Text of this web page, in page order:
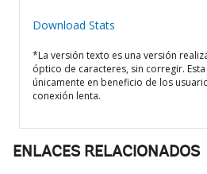
Download Stats
*La versión texto es una versión
óptico de caracteres, sin corregir.
únicamente en beneficio de los
conexión lenta.
ENLACES RELACIONADOS